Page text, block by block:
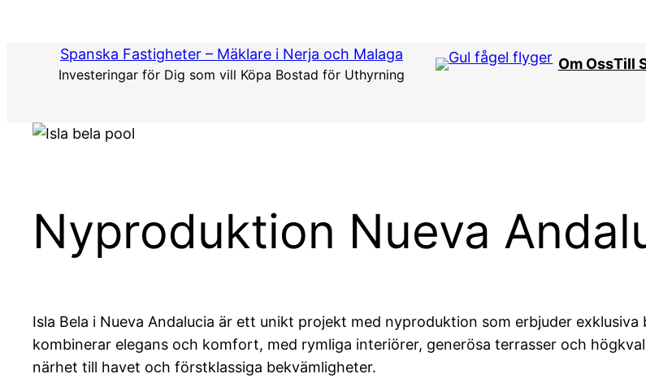
Spanska Fastigheter – Mäklare i Nerja och Malaga
Investeringar för Dig som vill Köpa Bostad för Uthyrning
Om OssTill
Nyproduktion Nueva
Isla Bela i Nueva Andalucia är ett unikt projekt med nyproduktion som erbjuder
kombinerar elegans och komfort, med rymliga interiörer, generösa terrasser och
närhet till havet och förstklassiga bekvämligheter.